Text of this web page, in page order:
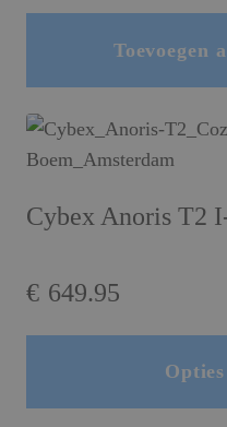
Toevoegen
Cybex Anoris T2
€ 649.95